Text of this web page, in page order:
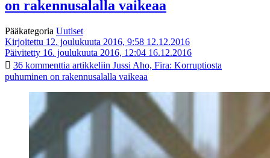
on rakennusalalla vaikeaa
Pääkategoria Uutiset
Kirjoitettu 12. joulukuuta 2016, 9:58 12.12.2016
Päivitetty 16. joulukuuta 2016, 12:04 16.12.2016
36 kommenttia artikkeliin Jussi Aho, Fira: Korruptiosta
puhuminen on rakennusalalla vaikeaa